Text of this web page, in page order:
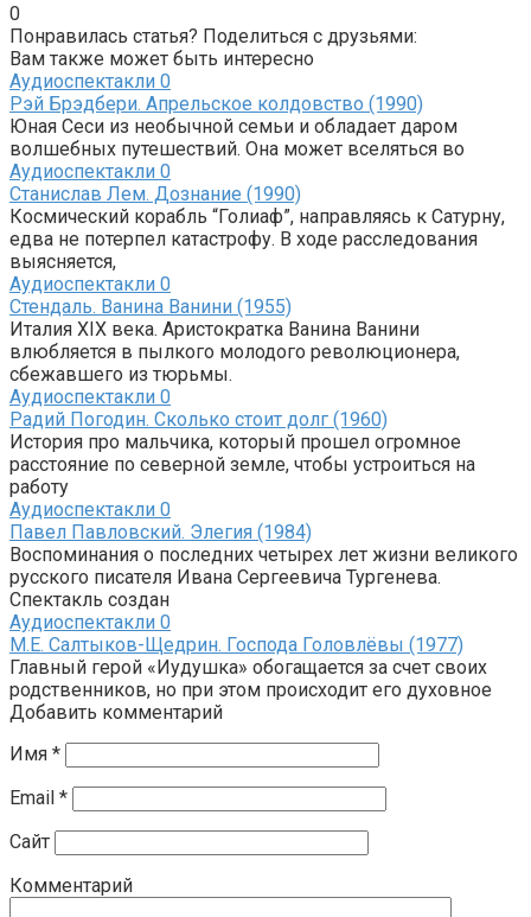
0
Понравилась статья? Поделиться с друзьями:
Вам также может быть интересно
Аудиоспектакли 0
Рэй Брэдбери. Апрельское колдовство (1990)
Юная Сеси из необычной семьи и обладает даром
волшебных путешествий. Она может вселяться во
Аудиоспектакли 0
Станислав Лем. Дознание (1990)
Космический корабль “Голиаф”, направляясь к Сатурну,
едва не потерпел катастрофу. В ходе расследования
выясняется,
Аудиоспектакли 0
Стендаль. Ванина Ванини (1955)
Италия XIX века. Аристократка Ванина Ванини
влюбляется в пылкого молодого революционера,
сбежавшего из тюрьмы.
Аудиоспектакли 0
Радий Погодин. Сколько стоит долг (1960)
История про мальчика, который прошел огромное
расстояние по северной земле, чтобы устроиться на
работу
Аудиоспектакли 0
Павел Павловский. Элегия (1984)
Воспоминания о последних четырех лет жизни великого
русского писателя Ивана Сергеевича Тургенева.
Спектакль создан
Аудиоспектакли 0
М.Е. Салтыков-Щедрин. Господа Головлёвы (1977)
Главный герой «Иудушка» обогащается за счет своих
родственников, но при этом происходит его духовное
Добавить комментарий
Имя *
Email *
Сайт
Комментарий